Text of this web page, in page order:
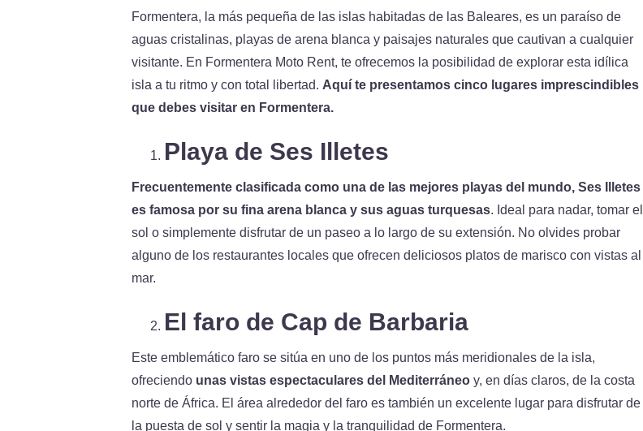
Formentera, la más pequeña de las islas habitadas de las Baleares, es un paraíso de
aguas cristalinas, playas de arena blanca y paisajes naturales que cautivan a cualquier
visitante. En Formentera Moto Rent, te ofrecemos la posibilidad de explorar esta idílica
isla a tu ritmo y con total libertad. Aquí te presentamos cinco lugares imprescindibles
que debes visitar en Formentera.
Playa de Ses Illetes
Frecuentemente clasificada como una de las mejores playas del mundo, Ses Illetes
es famosa por su fina arena blanca y sus aguas turquesas. Ideal para nadar, tomar el
sol o simplemente disfrutar de un paseo a lo largo de su extensión. No olvides probar
alguno de los restaurantes locales que ofrecen deliciosos platos de marisco con vistas al
mar.
El faro de Cap de Barbaria
Este emblemático faro se sitúa en uno de los puntos más meridionales de la isla,
ofreciendo unas vistas espectaculares del Mediterráneo y, en días claros, de la costa
norte de África. El área alrededor del faro es también un excelente lugar para disfrutar de
la puesta de sol y sentir la magia y la tranquilidad de Formentera.